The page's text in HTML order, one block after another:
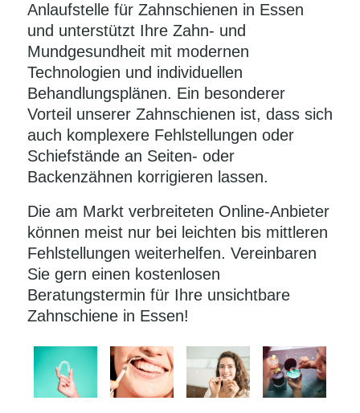
Anlaufstelle für Zahnschienen in Essen
und unterstützt Ihre Zahn- und
Mundgesundheit mit modernen
Technologien und individuellen
Behandlungsplänen. Ein besonderer
Vorteil unserer Zahnschienen ist, dass sich
auch komplexere Fehlstellungen oder
Schiefstände an Seiten- oder
Backenzähnen korrigieren lassen.
Die am Markt verbreiteten Online-Anbieter
können meist nur bei leichten bis mittleren
Fehlstellungen weiterhelfen. Vereinbaren
Sie gern einen kostenlosen
Beratungstermin für Ihre unsichtbare
Zahnschiene in Essen!